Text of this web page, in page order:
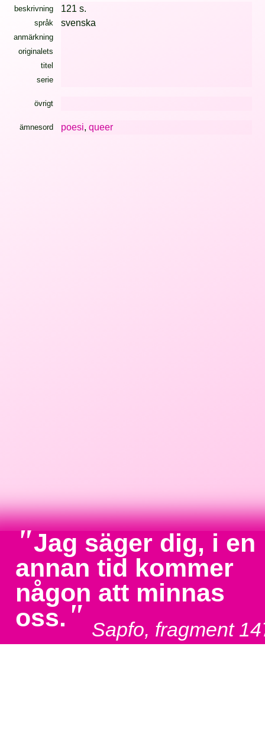
beskrivning 121 s.
språk svenska
anmärkning
originalets
titel
serie
övrigt
ämnesord poesi, queer
"Jag säger dig, i en
annan tid kommer
någon att minnas
oss. " Sapfo, fragment